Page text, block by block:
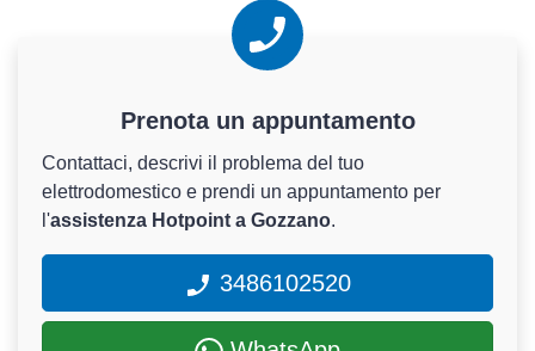
Prenota un appuntamento
Contattaci, descrivi il problema del tuo
elettrodomestico e prendi un appuntamento per
l'assistenza Hotpoint a Gozzano.
3486102520